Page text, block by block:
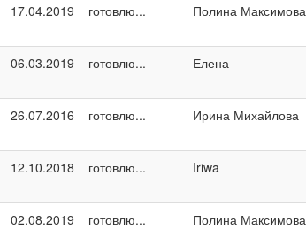
17.04.2019 готовлю... Полина Максимова
06.03.2019 готовлю... Елена
26.07.2016 готовлю... Ирина Михайлова
12.10.2018 готовлю... Iriwa
02.08.2019 готовлю... Полина Максимова